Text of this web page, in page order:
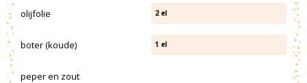
olijfolie 2 el
boter (koude) 1 el
peper en zout